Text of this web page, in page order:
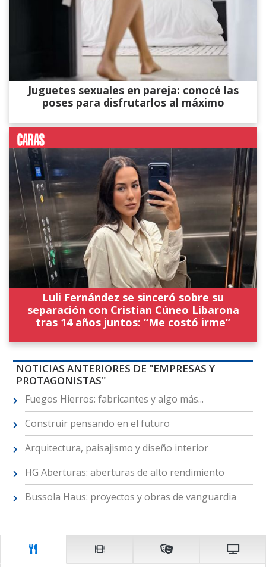
Juguetes sexuales en pareja: conocé las
poses para disfrutarlos al máximo
Luli Fernández se sinceró sobre su
separación con Cristian Cúneo Libarona
tras 14 años juntos: “Me costó irme”
NOTICIAS ANTERIORES DE "EMPRESAS Y
PROTAGONISTAS"
Fuegos Hierros: fabricantes y algo más...
Construir pensando en el futuro
Arquitectura, paisajismo y diseño interior
HG Aberturas: aberturas de alto rendimiento
Bussola Haus: proyectos y obras de vanguardia